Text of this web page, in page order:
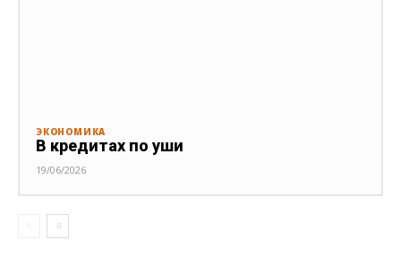
ЭКОНОМИКА
В кредитах по уши
19/06/2026